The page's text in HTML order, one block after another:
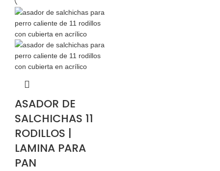
ASADOR DE
SALCHICHAS 11
RODILLOS |
LAMINA PARA
PAN